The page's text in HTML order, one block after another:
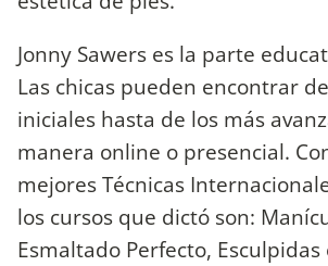
Jonny Sawers es la parte
Las chicas pueden encontrar
iniciales hasta de los más
manera online o presencial.
mejores Técnicas
los cursos que dictó son:
Esmaltado Perfecto,